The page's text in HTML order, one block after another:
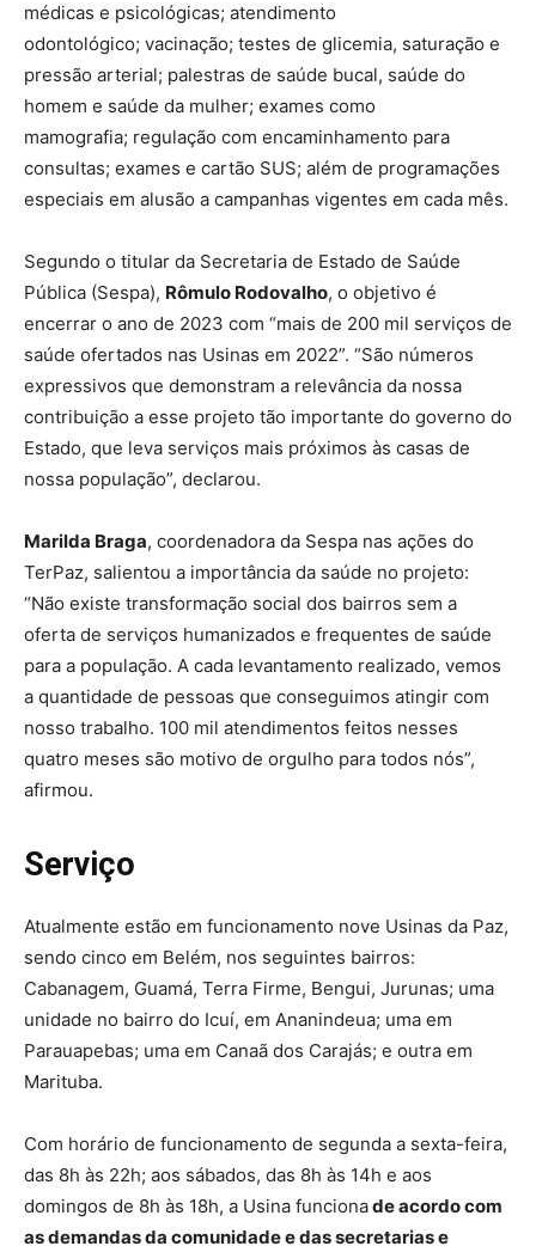
médicas e psicológicas; atendimento
odontológico; vacinação; testes de glicemia, saturação e
pressão arterial; palestras de saúde bucal, saúde do
homem e saúde da mulher; exames como
mamografia; regulação com encaminhamento para
consultas; exames e cartão SUS; além de programações
especiais em alusão a campanhas vigentes em cada mês.
Segundo o titular da Secretaria de Estado de Saúde
Pública (Sespa), Rômulo Rodovalho, o objetivo é
encerrar o ano de 2023 com “mais de 200 mil serviços de
saúde ofertados nas Usinas em 2022”. “São números
expressivos que demonstram a relevância da nossa
contribuição a esse projeto tão importante do governo do
Estado, que leva serviços mais próximos às casas de
nossa população”, declarou.
Marilda Braga, coordenadora da Sespa nas ações do
TerPaz, salientou a importância da saúde no projeto:
“Não existe transformação social dos bairros sem a
oferta de serviços humanizados e frequentes de saúde
para a população. A cada levantamento realizado, vemos
a quantidade de pessoas que conseguimos atingir com
nosso trabalho. 100 mil atendimentos feitos nesses
quatro meses são motivo de orgulho para todos nós”,
afirmou.
Serviço
Atualmente estão em funcionamento nove Usinas da Paz,
sendo cinco em Belém, nos seguintes bairros:
Cabanagem, Guamá, Terra Firme, Bengui, Jurunas; uma
unidade no bairro do Icuí, em Ananindeua; uma em
Parauapebas; uma em Canaã dos Carajás; e outra em
Marituba.
Com horário de funcionamento de segunda a sexta-feira,
das 8h às 22h; aos sábados, das 8h às 14h e aos
domingos de 8h às 18h, a Usina funcionade acordo com
as demandas da comunidade e das secretarias e